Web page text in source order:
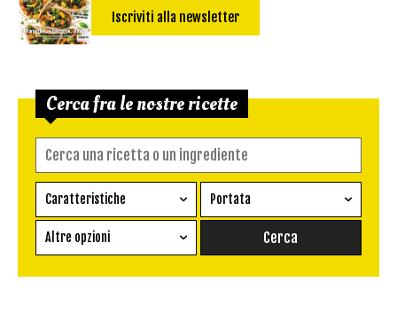
Iscriviti alla newsletter
Cerca fra le nostre ricette
Caratteristiche
Ricetta vegetariana
Senza glutine
Portata
Conserva
Altre opzioni